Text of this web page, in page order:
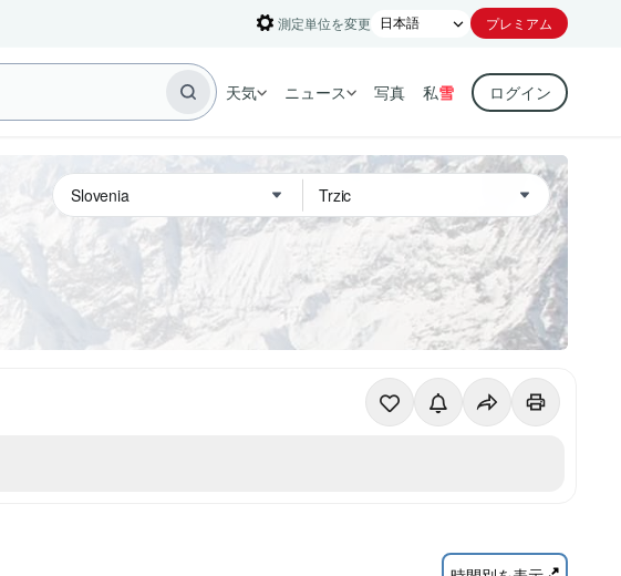
測定単位を変更 プレミアム
天気 ニュース 写真 私雪 ログイン